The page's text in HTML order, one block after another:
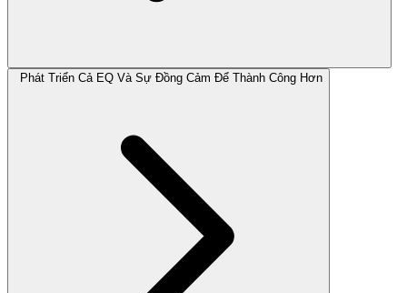
Phát Triển Cả EQ Và Sự Đồng Cảm Để Thành Công Hơn